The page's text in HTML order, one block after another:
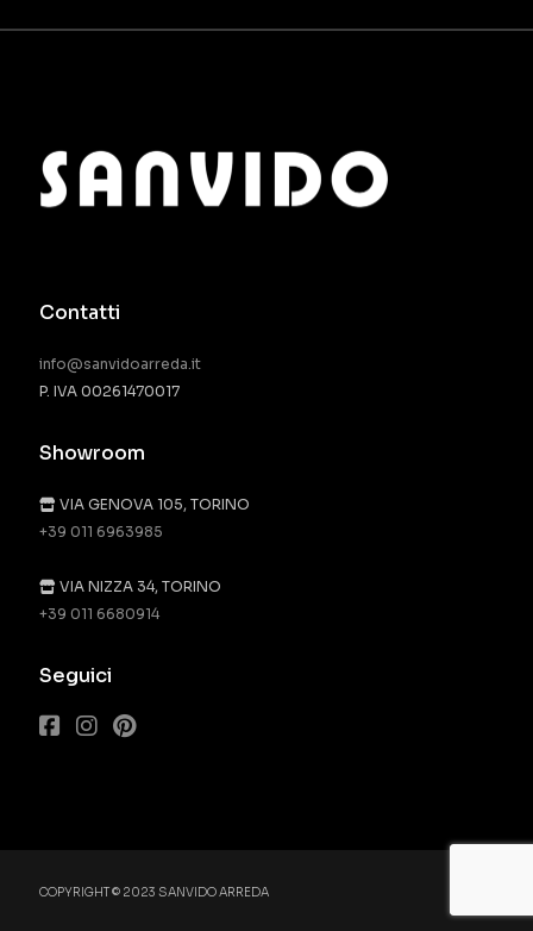
Contatti
info@sanvidoarreda.it
P. IVA 00261470017
Showroom
VIA GENOVA 105, TORINO
+39 011 6963985
VIA NIZZA 34, TORINO
+39 011 6680914
Seguici
COPYRIGHT © 2023 SANVIDO ARREDA